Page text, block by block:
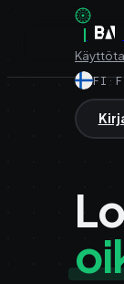
|
FI·